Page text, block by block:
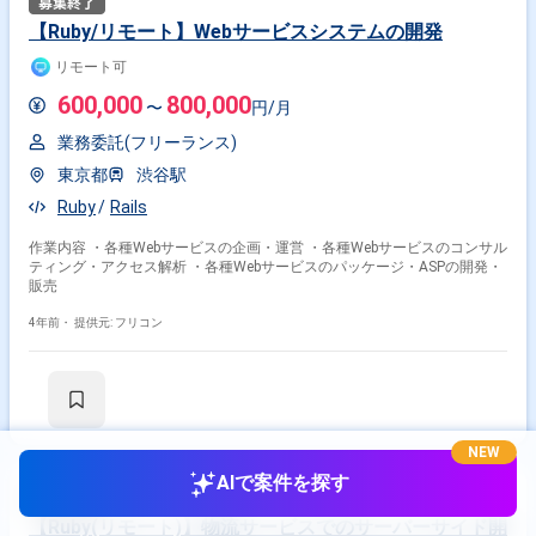
【Ruby/リモート】Webサービスシステムの開発
リモート可
600,000 〜 800,000円/月
業務委託(フリーランス)
東京都
渋谷駅
Ruby
Rails
作業内容 ・各種Webサービスの企画・運営 ・各種Webサービスのコンサル
ティング・アクセス解析 ・各種Webサービスのパッケージ・ASPの開発・
販売
4年前・ 提供元: フリコン
AIで案件を探す
NEW